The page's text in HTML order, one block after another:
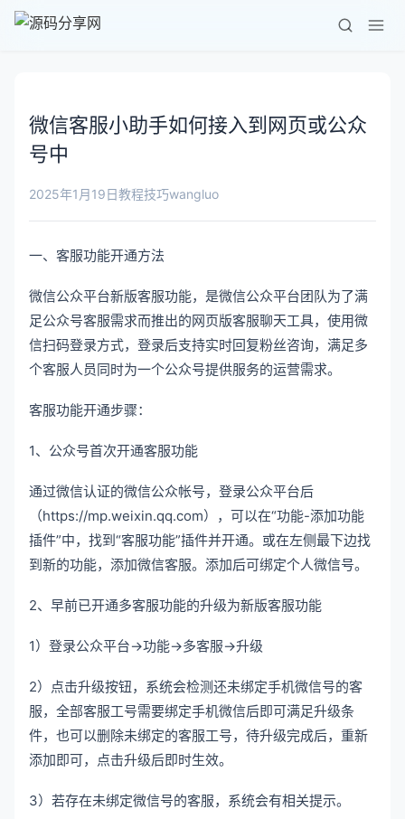
微信客服小助手如何接入到网页或公众
号中
2025年1月19日教程技巧wangluo
一、客服功能开通方法
微信公众平台新版客服功能，是微信公众平台团队为了满
足公众号客服需求而推出的网页版客服聊天工具，使用微
信扫码登录方式，登录后支持实时回复粉丝咨询，满足多
个客服人员同时为一个公众号提供服务的运营需求。
客服功能开通步骤：
1、公众号首次开通客服功能
通过微信认证的微信公众帐号，登录公众平台后
（https://mp.weixin.qq.com），可以在“功能-添加功能
插件”中，找到“客服功能”插件并开通。或在左侧最下边找
到新的功能，添加微信客服。添加后可绑定个人微信号。
2、早前已开通多客服功能的升级为新版客服功能
1）登录公众平台->功能->多客服->升级
2）点击升级按钮，系统会检测还未绑定手机微信号的客
服，全部客服工号需要绑定手机微信后即可满足升级条
件，也可以删除未绑定的客服工号，待升级完成后，重新
添加即可，点击升级后即时生效。
3）若存在未绑定微信号的客服，系统会有相关提示。